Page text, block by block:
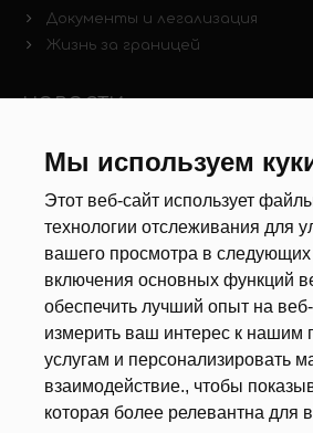
Мы используем
Этот веб-сайт использует
технологии отслеживания для
вашего просмотра в следующих
включения основных функций
обеспечить лучший опыт на
измерить ваш интерес к нашим
услугам и персонализировать
взаимодействие., чтобы
которая более релевантна для
Документы и легализация
Жизнь за границей
НОВОСТИ
Новости рынка труда
Анкета
Калькулятор дат
Документы